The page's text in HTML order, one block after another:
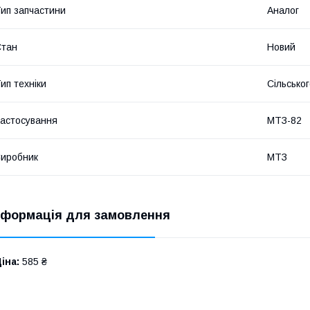
запчастини Аналог
Новий
техніки
МТЗ-82
МТЗ
для замовлення
585 ₴